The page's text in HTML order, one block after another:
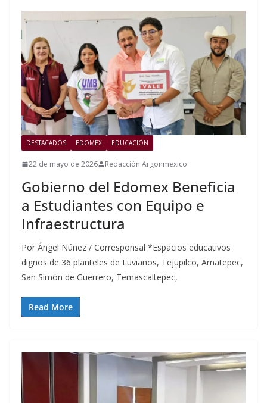
DESTACADOS EDOMEX EDUCACIÓN
22 de mayo de 2026 Redacción Argonmexico
Gobierno del Edomex Beneficia
a Estudiantes con Equipo e
Infraestructura
Por Ángel Núñez / Corresponsal *Espacios educativos
dignos de 36 planteles de Luvianos, Tejupilco, Amatepec,
San Simón de Guerrero, Temascaltepec,
Read More